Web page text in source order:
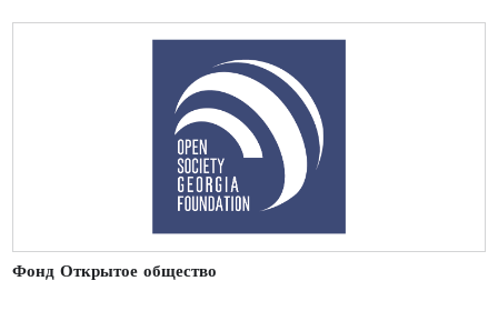
Фонд Открытое общество